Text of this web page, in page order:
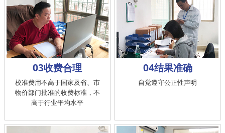
03收费合理
校准费用不高于国家及省、市
物价部门批准的收费标准，不
高于行业平均水平
04结果准确
自觉遵守公正性声明